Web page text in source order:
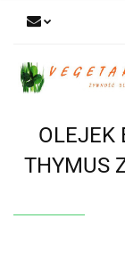
OLEJEK
THYMUS